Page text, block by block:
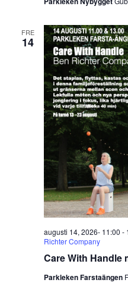
FRE
14
Care With Handle
augusti 14, 2026- 11:00 -
Richter Company
Parkleken Farstaängen